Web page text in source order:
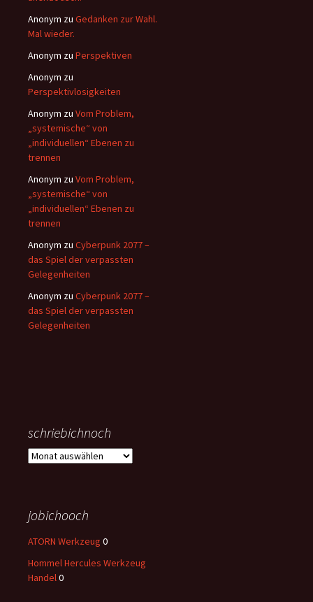
Anonym zu Gedanken zur Wahl.
Mal wieder.
Anonym zu Perspektiven
Anonym zu
Perspektivlosigkeiten
Anonym zu Vom Problem,
„systemische“ von
„individuellen“ Ebenen zu
trennen
Anonym zu Vom Problem,
„systemische“ von
„individuellen“ Ebenen zu
trennen
Anonym zu Cyberpunk 2077 –
das Spiel der verpassten
Gelegenheiten
Anonym zu Cyberpunk 2077 –
das Spiel der verpassten
Gelegenheiten
schriebichnoch
schriebichnoch
jobichooch
ATORN Werkzeug 0
Hommel Hercules Werkzeug
Handel0